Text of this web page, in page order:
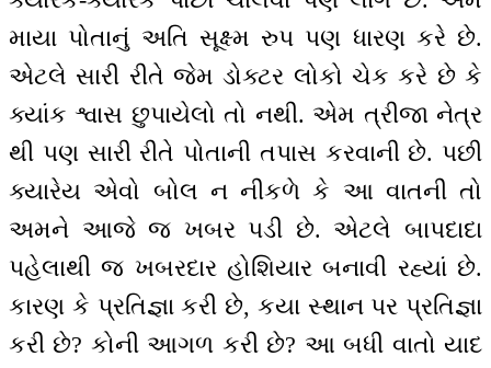
માયા પોતાનું અતિ સૂક્ષ્મ રુપ પણ ધારણ કરે છે.
એટલે સારી રીતે જેમ ડોક્ટર લોકો ચેક કરે છે કે
ક્યાંક શ્વાસ છુપાયેલો તો નથી. એમ ત્રીજા નેત્ર
થી પણ સારી રીતે પોતાની તપાસ કરવાની છે. પછી
ક્યારેય એવો બોલ ન નીકળે કે આ વાતની તો
અમને આજે જ ખબર પડી છે. એટલે બાપદાદા
પહેલાથી જ ખબરદાર હોશિયાર બનાવી રહ્યાં છે.
કારણ કે પ્રતિજ્ઞા કરી છે, કયા સ્થાન પર પ્રતિજ્ઞા
કરી છે? કોની આગળ કરી છે? આ બધી વાતો યાદ